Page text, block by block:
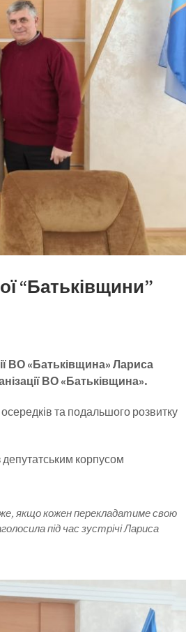
“Батьківщини”
ВО «Батьківщина» Лариса
ВО «Батьківщина».
та подальшого розвитку
депутатським корпусом
якщо кожен перекладатиме свою
під час зустрічі Лариса